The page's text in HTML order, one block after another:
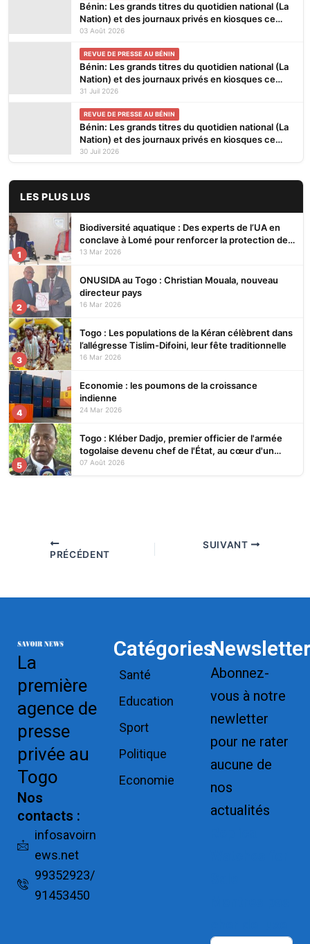
Bénin: Les grands titres du quotidien national (La
Nation) et des journaux privés en kiosques ce
lundi 3 Août 2026
03 Août 2026
REVUE DE PRESSE AU BÉNIN
Bénin: Les grands titres du quotidien national (La
Nation) et des journaux privés en kiosques ce
vendredi 31 Juillet 2026
31 Juil 2026
REVUE DE PRESSE AU BÉNIN
Bénin: Les grands titres du quotidien national (La
Nation) et des journaux privés en kiosques ce
jeudi 30 Juillet 2026
30 Juil 2026
LES PLUS LUS
1
Biodiversité aquatique : Des experts de l’UA en
conclave à Lomé pour renforcer la protection des
écosystèmes
13 Mar 2026
2
ONUSIDA au Togo : Christian Mouala, nouveau
directeur pays
16 Mar 2026
3
Togo : Les populations de la Kéran célèbrent dans
l’allégresse Tislim-Difoini, leur fête traditionnelle
16 Mar 2026
4
Economie : les poumons de la croissance
indienne
24 Mar 2026
5
Togo : Kléber Dadjo, premier officier de l'armée
togolaise devenu chef de l'État, au cœur d'un
ouvrage
07 Août 2026
PRÉCÉDENT
SUIVANT
La
première
agence de
presse
privée au
Togo
Nos
contacts :
infosavoirn
ews.net
99352923/
91453450
Catégories
Santé
Education
Sport
Politique
Economie
Newsletter
Abonnez-
vous à notre
newletter
pour ne rater
aucune de
nos
actualités